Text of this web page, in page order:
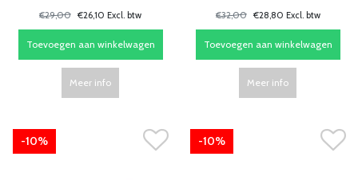
€29,00 €26,10 Excl. btw
Toevoegen aan winkelwagen
Meer info
€32,00 €28,80 Excl. btw
Toevoegen aan winkelwagen
Meer info
-10% -10%